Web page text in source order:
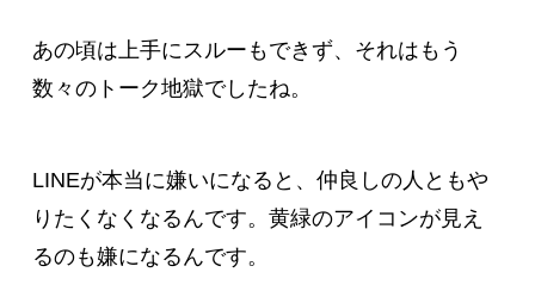
あの頃は上手にスルーもできず、それはもう
数々のトーク地獄でしたね。
LINEが本当に嫌いになると、仲良しの人ともや
りたくなくなるんです。黄緑のアイコンが見え
るのも嫌になるんです。